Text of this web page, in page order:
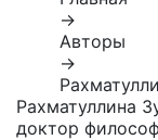
→
Авторы
→
Рахматуллина
доктор